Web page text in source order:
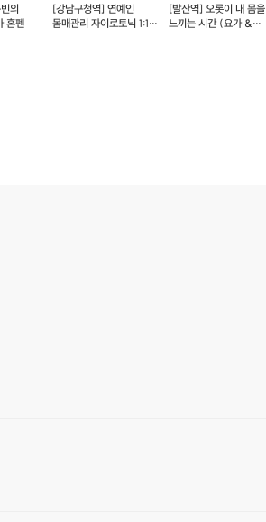
의
혼펜
[강남구청역] 연예인
몸매관리 자이로토닉 1:1
[발산역] 오롯이 내 몸을
느끼는 시간 (요가 &